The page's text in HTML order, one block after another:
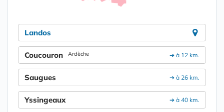
Landos
➔ à 12 km.
Coucouron Ardèche
➔ à 26 km.
Saugues
➔ à 40 km.
Yssingeaux